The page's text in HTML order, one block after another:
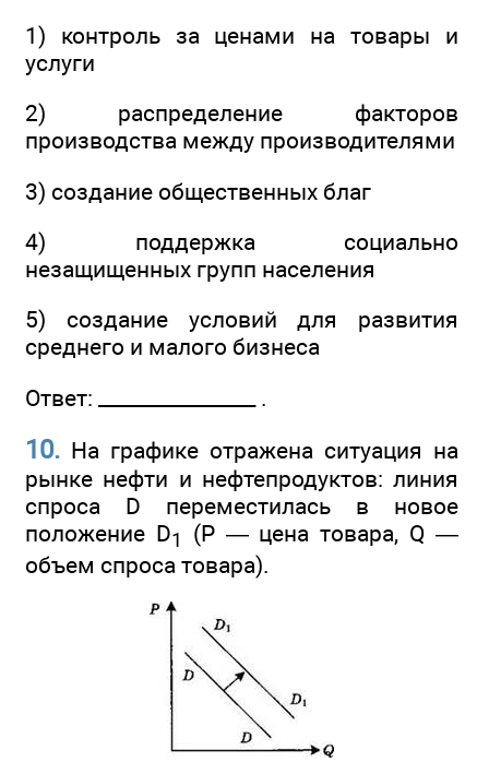
1) контроль за ценами на товары и
услуги
2) распределение факторов
производства между производителями
3) создание общественных благ
4) поддержка социально
незащищенных групп населения
5) создание условий для развития
среднего и малого бизнеса
Ответ: ________________ .
10. На графике отражена ситуация на
рынке нефти и нефтепродуктов: линия
спроса D переместилась в новое
положение D1
(Р — цена товара, Q —
объем спроса товара).